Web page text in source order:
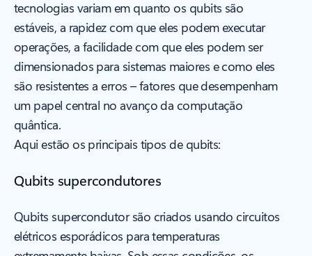
tecnologias variam em quanto os qubits são
estáveis, a rapidez com que eles podem executar
operações, a facilidade com que eles podem ser
dimensionados para sistemas maiores e como eles
são resistentes a erros – fatores que desempenham
um papel central no avanço da computação
quântica.
Aqui estão os principais tipos de qubits:
Qubits supercondutores
Qubits supercondutor são criados usando circuitos
elétricos esporádicos para temperaturas